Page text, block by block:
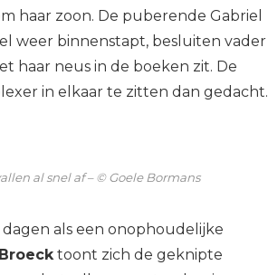
haar zoon. De puberende Gabriel
weer binnenstapt, besluiten vader
haar neus in de boeken zit. De
in elkaar te zitten dan gedacht.
al snel af – © Goele Bormans
als een onophoudelijke
toont zich de geknipte